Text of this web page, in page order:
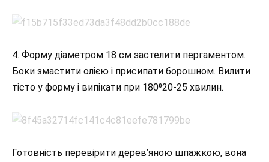
4. Форму діаметром 18 см застелити пергаментом.
Боки змастити олією і присипати борошном. Вилити
тісто у форму і випікати при 180⁰20-25 хвилин.
Готовність перевірити дерев’яною шпажкою, вона